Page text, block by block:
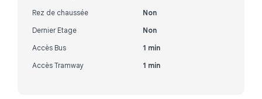
Rez de chaussée
Non
Dernier Etage
Non
Accès Bus
1 min
Accès Tramway
1 min